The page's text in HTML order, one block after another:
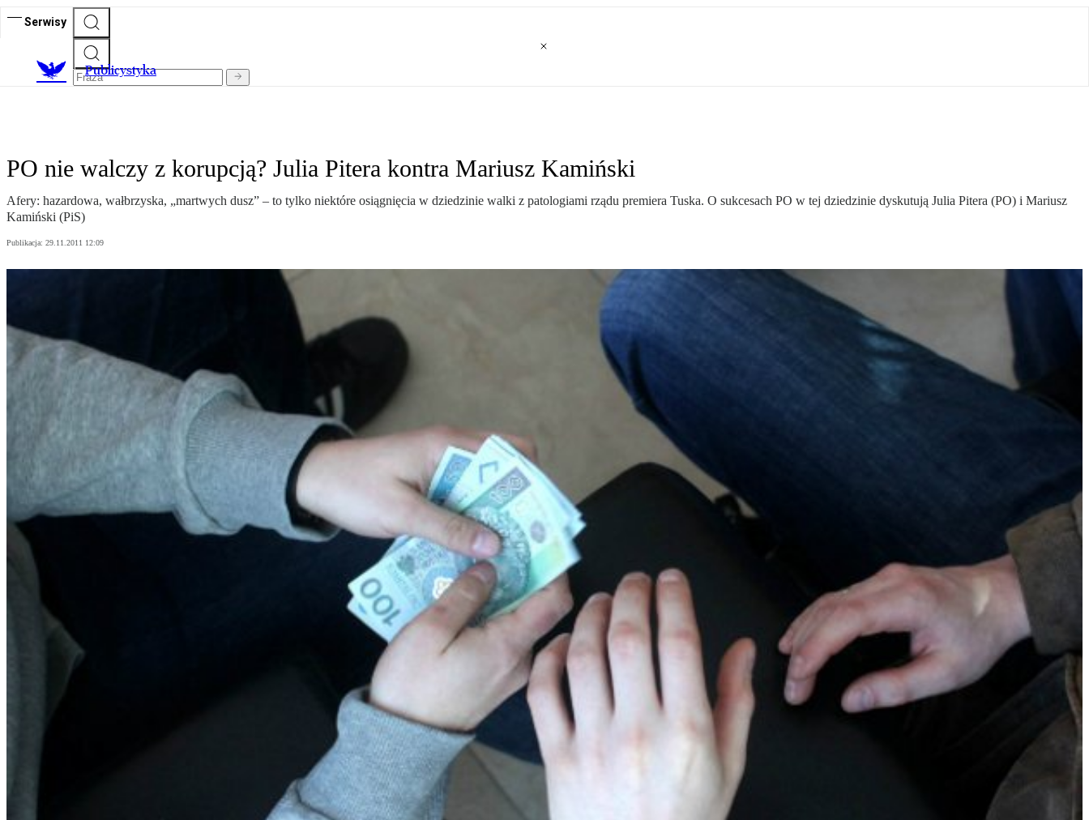
Serwisy
Publicystyka
PO nie walczy z korupcją? Julia Pitera kontra Mariusz Kamiński
Afery: hazardowa, wałbrzyska, „martwych dusz” – to tylko niektóre osiągnięcia w dziedzinie walki z patologiami rządu premiera Tuska. O sukcesach PO w tej dziedzinie dyskutują Julia Pitera (PO) i Mariusz
Kamiński (PiS)
Publikacja: 29.11.2011 12:09